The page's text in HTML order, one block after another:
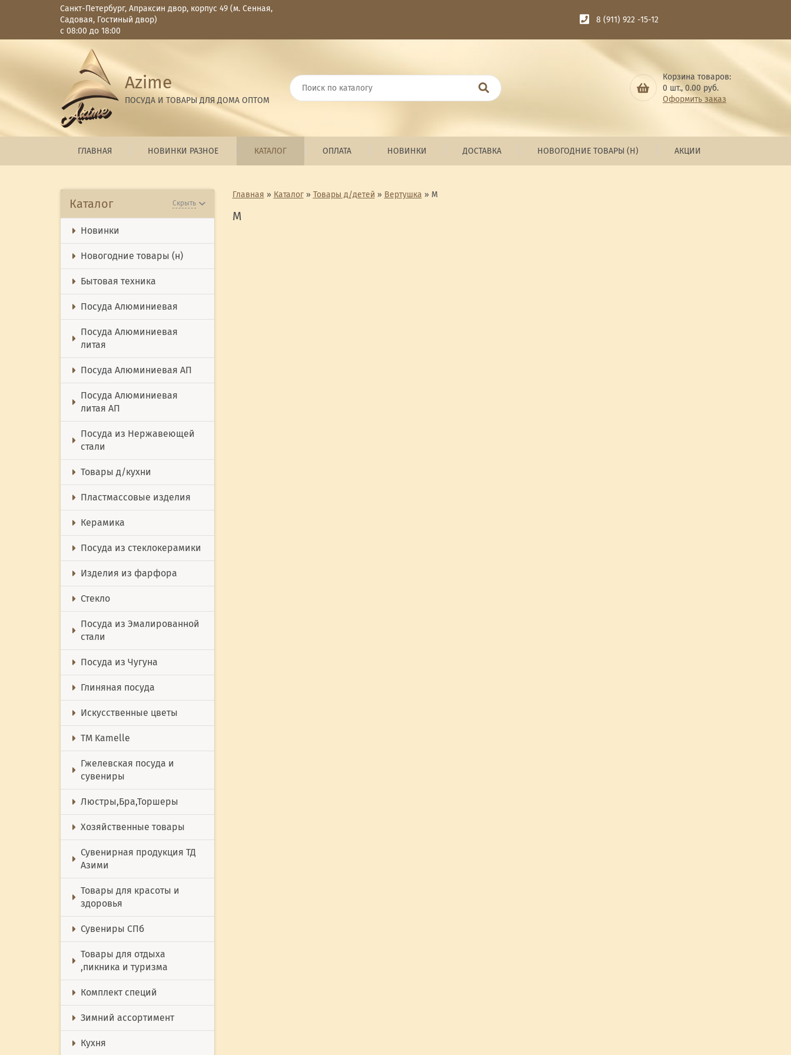
Санкт-Петербург, Апраксин двор, корпус 49 (м. Сенная,
Садовая, Гостиный двор)
с 08:00 до 18:00
8 (911) 922 -15-12
Azime
ПОСУДА И ТОВАРЫ ДЛЯ ДОМА ОПТОМ
Корзина товаров:
0 шт.,0.00 руб.
Оформить заказ
ГЛАВНАЯ НОВИНКИ РАЗНОЕ КАТАЛОГ ОПЛАТА НОВИНКИ ДОСТАВКА НОВОГОДНИЕ ТОВАРЫ (Н) АКЦИИ
Каталог Скрыть
Новинки
Новогодние товары (н)
Бытовая техника
Посуда Алюминиевая
Посуда Алюминиевая
литая
Посуда Алюминиевая АП
Посуда Алюминиевая
литая АП
Посуда из Нержавеющей
стали
Товары д/кухни
Пластмассовые изделия
Керамика
Посуда из стеклокерамики
Изделия из фарфора
Стекло
Посуда из Эмалированной
стали
Посуда из Чугуна
Глиняная посуда
Искусственные цветы
ТМ Kamelle
Гжелевская посуда и
сувениры
Люстры,Бра,Торшеры
Хозяйственные товары
Сувенирная продукция ТД
Азими
Товары для красоты и
здоровья
Сувениры СПб
Товары для отдыха
,пикника и туризма
Комплект специй
Зимний ассортимент
Кухня
Главная » Каталог» Товары д/детей » Вертушка » М
М